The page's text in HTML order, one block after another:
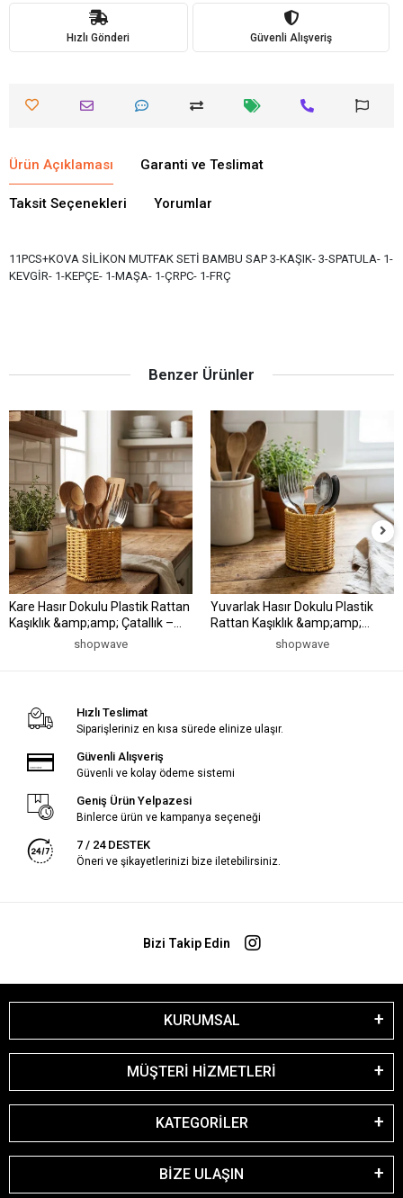
Hızlı Gönderi Güvenli Alışveriş
Ürün Açıklaması Garanti ve Teslimat
Taksit Seçenekleri Yorumlar
11PCS+KOVA SİLİKON MUTFAK SETİ BAMBU SAP 3-KAŞIK- 3-SPATULA- 1-
KEVGİR- 1-KEPÇE- 1-MAŞA- 1-ÇRPC- 1-FRÇ
Benzer Ürünler
Kare Hasır Dokulu Plastik Rattan
Kaşıklık &amp;amp; Çatallık –
Askılı Kendiliğinden Tutmalı Çok
Amaçlı Mutfak Organizeri
shopwave
Yuvarlak Hasır Dokulu Plastik
Rattan Kaşıklık &amp;amp;
Çatallık – Askılı Kendiliğinden
Tutmalı Çok Amaçlı Mutfak
shopwave
Hızlı Teslimat
Siparişleriniz en kısa sürede elinize ulaşır.
Güvenli Alışveriş
Güvenli ve kolay ödeme sistemi
Geniş Ürün Yelpazesi
Binlerce ürün ve kampanya seçeneği
7 / 24 DESTEK
Öneri ve şikayetlerinizi bize iletebilirsiniz.
Bizi Takip Edin
KURUMSAL
MÜŞTERİ HİZMETLERİ
KATEGORİLER
BİZE ULAŞIN